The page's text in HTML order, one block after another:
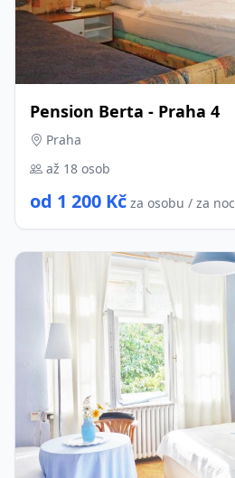
Pension Berta - Praha 4
Praha
až 18 osob
od 1 200 Kč za osobu / za noc